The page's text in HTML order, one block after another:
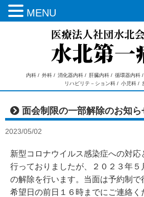
内科 / 外科 / 消化器内科 / 肝臓内科 / 循環器内科 /
リハビリテ－ション科 / 小児科 /
面会制限の一部解除のお知ら
2023/05/02
新型コロナウイルス感染症への対応
行っておりましたが、２０２３年５
の解除を行います。当面は予約制で
希望日の前日１６時までにご連絡く
MENU